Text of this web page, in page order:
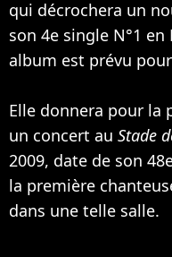
qui décrochera un
son 4e single N°1 en
album est prévu
Elle donnera pour la
un concert au Stade
2009, date de son
la première
dans une telle salle.